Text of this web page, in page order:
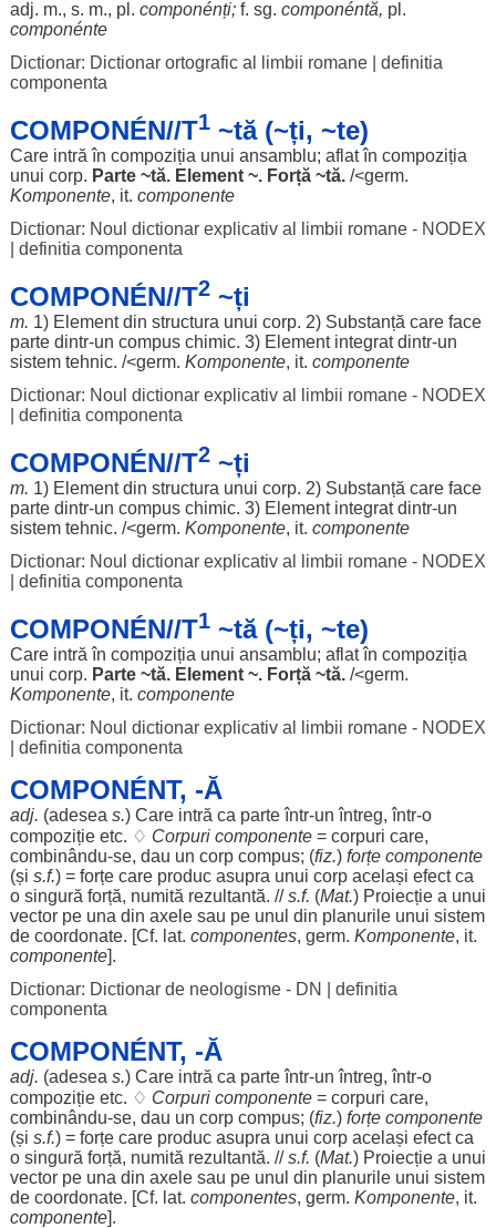
adj. m., s. m., pl. componénți;f. sg. componéntă, pl.
componénte
Dictionar: Dictionar ortografic al limbii romane| definitia
componenta
COMPONÉN//T1~tă (~ți, ~te)
Care intră în compoziția unui ansamblu; aflatîn compoziția
unui corp. Parte~tă. Element~. Forță~tă. /<germ.
Komponente, it. componente
Dictionar: Noul dictionar explicativ al limbii romane - NODEX
definitia componenta
COMPONÉN//T2~ți
m. 1) Elementdin structura unui corp. 2) Substanță care face
partedintr-un compus chimic. 3) Element integratdintr-un
sistem tehnic. /<germ. Komponente, it. componente
Dictionar: Noul dictionar explicativ al limbii romane - NODEX
definitia componenta
COMPONÉN//T2~ți
m. 1) Elementdin structura unui corp. 2) Substanță care face
partedintr-un compus chimic. 3) Element integratdintr-un
sistem tehnic. /<germ. Komponente, it. componente
Dictionar: Noul dictionar explicativ al limbii romane - NODEX
definitia componenta
COMPONÉN//T1~tă (~ți, ~te)
Care intră în compoziția unui ansamblu; aflatîn compoziția
unui corp. Parte~tă. Element~. Forță~tă. /<germ.
Komponente, it. componente
Dictionar: Noul dictionar explicativ al limbii romane - NODEX
definitia componenta
COMPONÉNT, -Ă
adj. (adesea s.) Care intră ca parteîntr-unîntreg, într-o
compozițieetc. ♢ Corpuri componente= corpuri care,
combinându-se, dau un corp compus; (fiz.) forțe componente
(și s.f.) = forțecare produc asupra unui corp același efectca
o singură forță, numită rezultantă. //s.f. (Mat.) Proiecțiea unui
vectorpe una din axelesau pe unul din planurileunui sistem
de coordonate. [Cf. lat. componentes, germ. Komponente, it.
componente].
Dictionar: Dictionar de neologisme - DN
definitia
componenta
COMPONÉNT, -Ă
adj. (adesea s.) Care intră ca parteîntr-unîntreg, într-o
compozițieetc. ♢ Corpuri componente= corpuri care,
combinându-se, dau un corp compus; (fiz.) forțe componente
(și s.f.) = forțecare produc asupra unui corp același efectca
o singură forță, numită rezultantă. //s.f. (Mat.) Proiecțiea unui
vectorpe una din axelesau pe unul din planurileunui sistem
de coordonate. [Cf. lat. componentes, germ. Komponente, it.
componente].